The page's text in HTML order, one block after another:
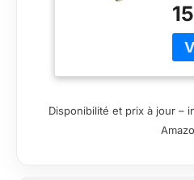
ne
–
Disponibilité et prix à jour –